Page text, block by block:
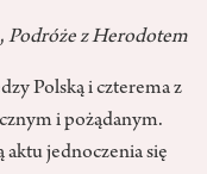
Podróże z Herodotem
Polską i czterema z
i pożądanym.
aktu jednoczenia się